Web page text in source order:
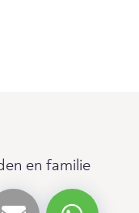
en familie